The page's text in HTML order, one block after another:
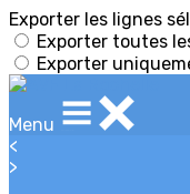
Exporter les lignes
Exporter toutes
Exporter
Menu
<
>